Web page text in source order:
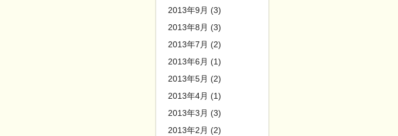
2013年9月 (3)
2013年8月 (3)
2013年7月 (2)
2013年6月 (1)
2013年5月 (2)
2013年4月 (1)
2013年3月 (3)
2013年2月 (2)